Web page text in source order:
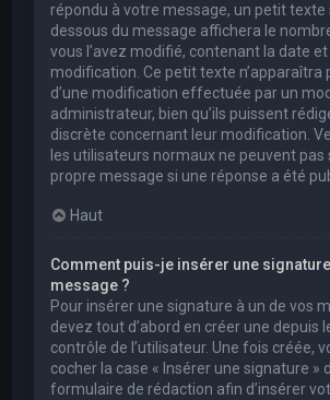
répondu à votre message, un petit texte
dessous du message affichera le
vous l’avez modifié, contenant la date et
modification. Ce petit texte n’apparaîtra
d’une modification effectuée par un
administrateur, bien qu’ils puissent
discrète concernant leur modification.
les utilisateurs normaux ne peuvent
propre message si une réponse a été
Haut
Comment puis-je insérer une
message ?
Pour insérer une signature à un de vos
devez tout d’abord en créer une depuis
contrôle de l’utilisateur. Une fois créée,
cocher la case « Insérer une signature »
formulaire de rédaction afin d’insérer